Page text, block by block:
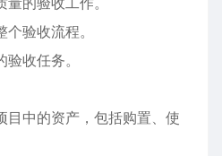
验收流程。
收任务。
中的资产，包括购置、使